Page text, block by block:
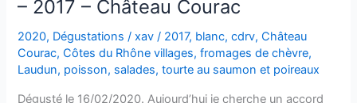
– 2017 – Château Courac
2020, Dégustations /xav/ 2017, blanc,cdrv,Château
Courac,Côtes du Rhône villages,fromages de chèvre,
Laudun, poisson, salades,tourte au saumon et poireaux
Dégusté le 16/02/2020. Aujourd’hui je cherche un accord